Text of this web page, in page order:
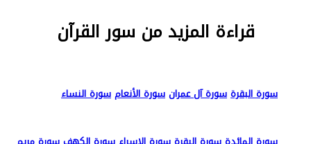
قراءة المزيد من سور القرآن
سورة البقرة سورة آل عمران سورة الأنعام سورة النساء